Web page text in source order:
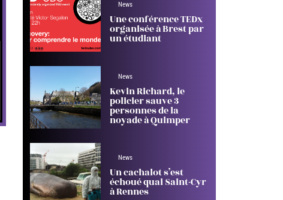
News
Une conférence TEDx
organisée à Brest par
un étudiant
News
Kevin Richard, le
policier sauve 3
personnes de la
noyade à Quimper
News
Un cachalot s’est
échoué quai Saint-Cyr
à Rennes